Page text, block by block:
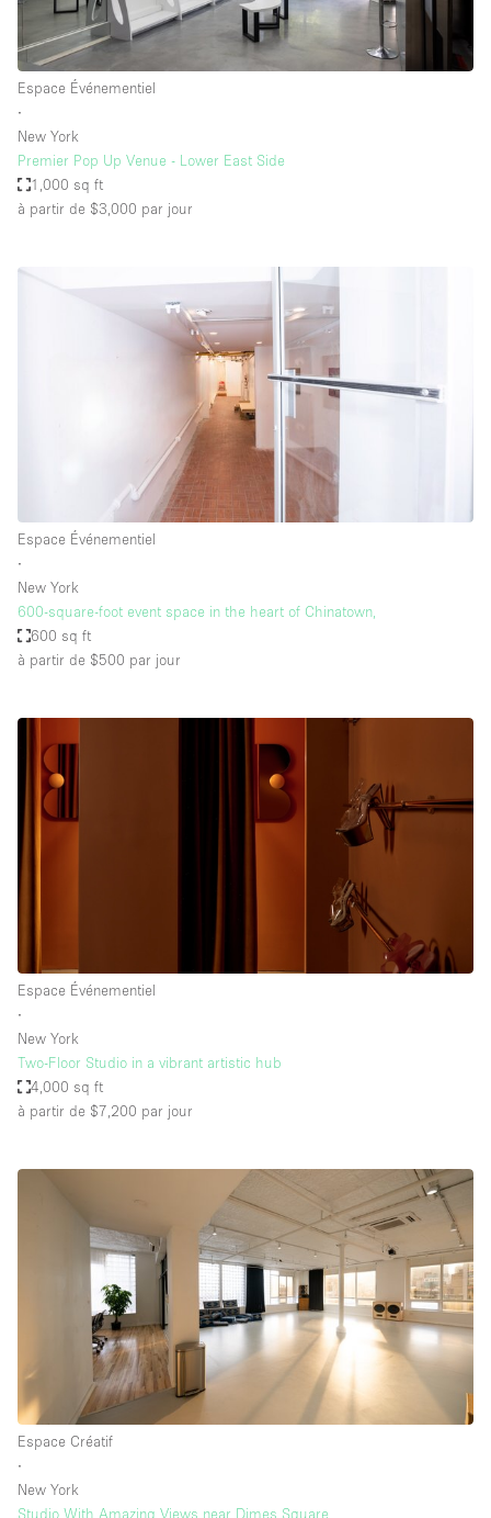
Espace Événementiel
∙
New York
Premier Pop Up Venue - Lower East Side
1,000 sq ft
à partir de $3,000 par jour
Espace Événementiel
∙
New York
600-square-foot event space in the heart of Chinatown,
600 sq ft
à partir de $500 par jour
Espace Événementiel
∙
New York
Two-Floor Studio in a vibrant artistic hub
4,000 sq ft
à partir de $7,200 par jour
Espace Créatif
∙
New York
Studio With Amazing Views near Dimes Square